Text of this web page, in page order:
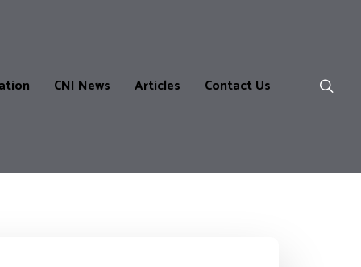
CNI News Articles Contact Us